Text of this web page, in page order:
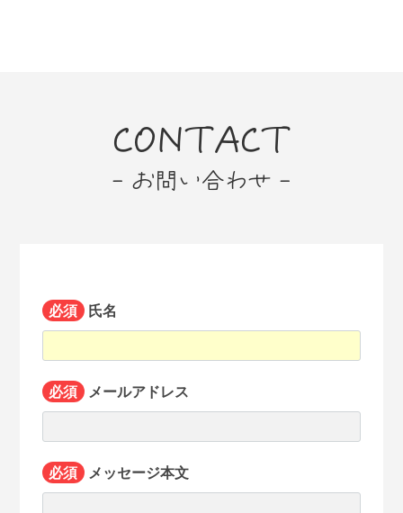
CONTACT
- お問い合わせ -
必須 氏名
必須 メールアドレス
必須 メッセージ本文